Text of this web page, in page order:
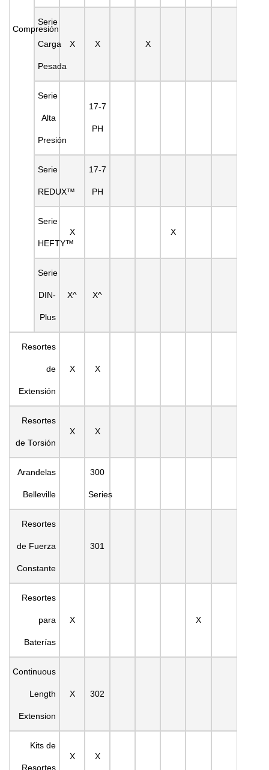
Compresión
Serie
Carga
Pesada
X X X
Serie
Alta
Presión
17-7
PH
Serie
REDUX™
17-7
PH
Serie
HEFTY™
X X
Serie
DIN-
Plus
X^ X^
Resortes
de
Extensión
X X
Resortes
de Torsión
X X
Arandelas
Belleville
300
Series
Resortes
de Fuerza
Constante
301
Resortes
para
Baterías
X X
Continuous
Length
Extension
X 302
Kits de
Resortes
X X